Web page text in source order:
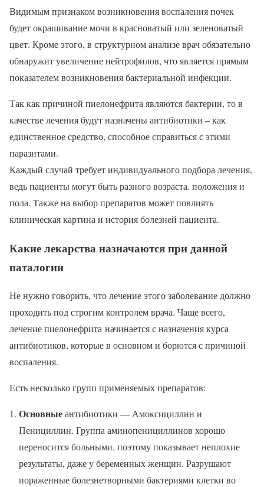
Видимым признаком возникновения воспаления почек
будет окрашивание мочи в красноватый или зеленоватый
цвет. Кроме этого, в структурном анализе врач обязательно
обнаружит увеличение нейтрофилов, что является прямым
показателем возникновения бактериальной инфекции.
Так как причиной пиелонефрита являются бактерии, то в
качестве лечения будут назначены антибиотики – как
единственное средство, способное справиться с этими
паразитами.
Каждый случай требует индивидуального подбора лечения,
ведь пациенты могут быть разного возраста. положения и
пола. Также на выбор препаратов может повлиять
клиническая картина и история болезней пациента.
Какие лекарства назначаются при данной
паталогии
Не нужно говорить, что лечение этого заболевание должно
проходить под строгим контролем врача. Чаще всего,
лечение пиелонефрита начинается с назначения курса
антибиотиков, которые в основном и борются с причиной
воспаления.
Есть несколько групп применяемых препаратов:
Основныеантибиотики — Амоксициллин и
Пенициллин. Группа аминопенициллинов хорошо
переносится больными, поэтому показывает неплохие
результаты, даже у беременных женщин. Разрушают
пораженные болезнетворными бактериями клетки во